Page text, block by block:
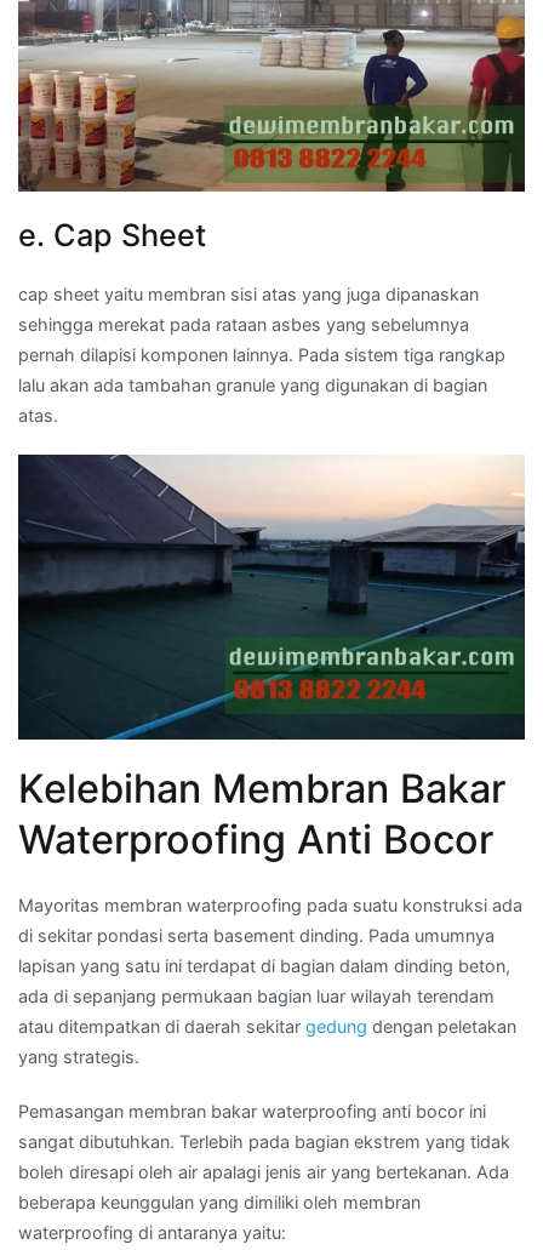
e. Cap Sheet
cap sheet yaitu membran sisi atas yang juga dipanaskan
sehingga merekat pada rataan asbes yang sebelumnya
pernah dilapisi komponen lainnya. Pada sistem tiga rangkap
lalu akan ada tambahan granule yang digunakan di bagian
atas.
Kelebihan Membran Bakar
Waterproofing Anti Bocor
Mayoritas membran waterproofing pada suatu konstruksi ada
di sekitar pondasi serta basement dinding. Pada umumnya
lapisan yang satu ini terdapat di bagian dalam dinding beton,
ada di sepanjang permukaan bagian luar wilayah terendam
atau ditempatkan di daerah sekitar gedung dengan peletakan
yang strategis.
Pemasangan membran bakar waterproofing anti bocor ini
sangat dibutuhkan. Terlebih pada bagian ekstrem yang tidak
boleh diresapi oleh air apalagi jenis air yang bertekanan. Ada
beberapa keunggulan yang dimiliki oleh membran
waterproofing di antaranya yaitu: